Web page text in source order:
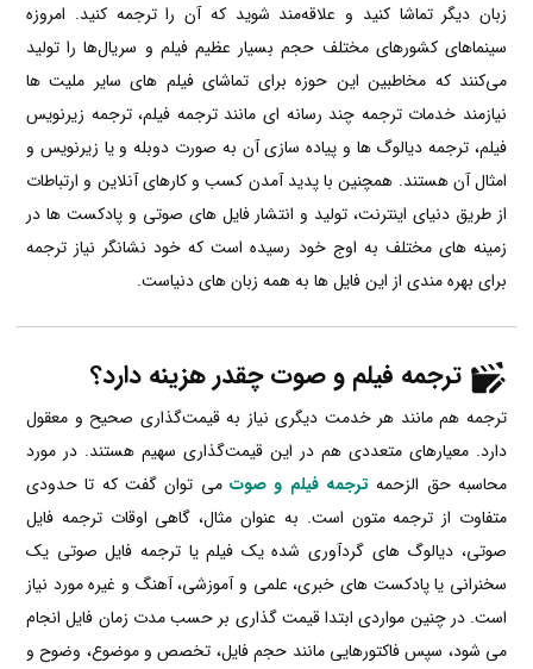
زبان دیگر تماشا کنید و علاقه‌مند شوید که آن را ترجمه کنید. امروزه
سینماهای کشورهای مختلف حجم بسیار عظیم فیلم و سریال‌ها را تولید
می‌کنند که مخاطبین این حوزه برای تماشای فیلم های سایر ملیت ها
نیازمند خدمات ترجمه چند رسانه ای مانند ترجمه‌ فیلم، ترجمه زیرنویس
فیلم، ترجمه دیالوگ ها و پیاده سازی آن به صورت دوبله و یا زیرنویس و
امثال آن هستند. همچنین با پدید آمدن کسب و کارهای آنلاین و ارتباطات
از طریق دنیای اینترنت، تولید و انتشار فایل های صوتی و پادکست ها در
زمینه های مختلف به اوج خود رسیده است که خود نشانگر نیاز ترجمه
برای بهره مندی از این فایل ها به همه زبان های دنیاست.
ترجمه فیلم و صوت چقدر هزینه دارد؟
ترجمه هم مانند هر خدمت دیگری نیاز به قیمت‌گذاری صحیح و معقول
دارد. معیارهای متعددی هم در این قیمت‌گذاری سهیم هستند. در مورد
محاسبه حق الزحمه ترجمه فیلم و صوت می توان گفت که تا حدودی
متفاوت از ترجمه متون است. به عنوان مثال، گاهی اوقات ترجمه فایل
صوتی، دیالوگ های گردآوری شده یک فیلم یا ترجمه فایل صوتی یک
سخنرانی یا پادکست های خبری، علمی و آموزشی، آهنگ و غیره مورد نیاز
است. در چنین مواردی ابتدا قیمت گذاری بر حسب مدت زمان فایل انجام
می شود، سپس فاکتورهایی مانند حجم فایل، تخصص و موضوع، وضوح و